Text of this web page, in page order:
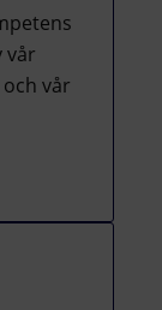
vår
vår